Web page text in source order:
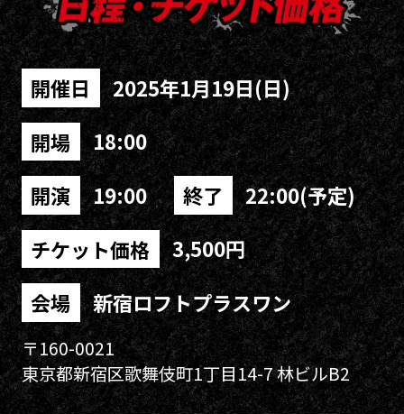
開催日
2025年1月19日(日)
開場
18:00
開演
19:00 終了
22:00(予定)
チケット価格
3,500円
会場
新宿ロフトプラスワン
〒160-0021
東京都新宿区歌舞伎町1丁目14-7 林ビルB2